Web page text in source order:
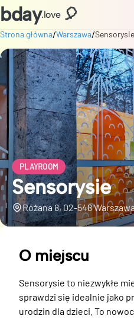
bday.love 🎈
Strona główna/Warszawa/Sensorysie
PLAYROOM
Sensorysie
Różana 8, 02-548
O miejscu
Sensorysie to niezwykłe
sprawdzi się idealnie jako
urodzin dla dzieci. To